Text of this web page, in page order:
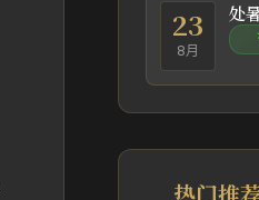
23
8月
处